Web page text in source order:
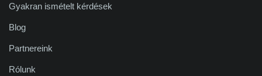
Gyakran ismételt kérdések
Blog
Partnereink
Rólunk